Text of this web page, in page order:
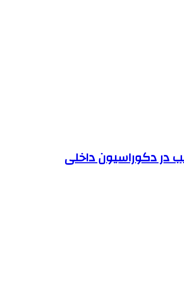
در دکوراسیون داخلی